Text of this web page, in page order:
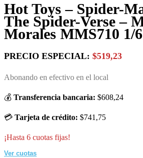
Hot Toys – Spider-
The Spider-Verse –
Morales MMS710 1/
PRECIO ESPECIAL: $519,23
Abonando en efectivo en el local
💰 Transferencia bancaria: $608,24
💳 Tarjeta de crédito: $741,75
¡Hasta 6 cuotas fijas!
Ver cuotas